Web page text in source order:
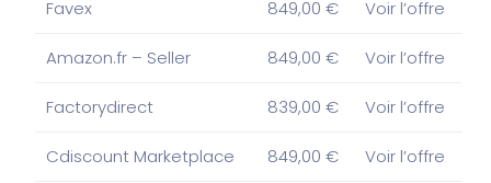
Favex 849,00 € Voir l’offre
Amazon.fr – Seller 849,00 € Voir l’offre
Factorydirect 839,00 € Voir l’offre
Cdiscount Marketplace 849,00 € Voir l’offre